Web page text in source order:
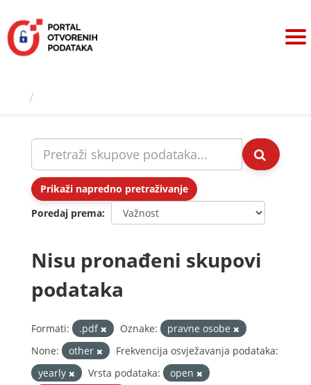
sadržaj
Prikaži napredno pretraživanje
Poredaj prema
Nisu pronađeni skupovi
podataka
Formati: .pdf Oznake:
pravne osobe
None:
other
Frekvencija osvježavanja podataka:
yearly
Vrsta podataka:
open